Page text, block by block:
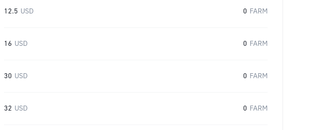
12.5 USD 0 FARM
16 USD 0 FARM
30 USD 0 FARM
32 USD 0 FARM